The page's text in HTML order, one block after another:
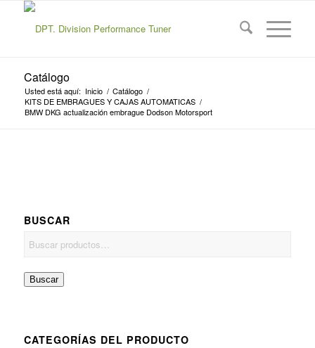
Catálogo
Usted está aquí: Inicio / Catálogo /
KITS DE EMBRAGUES Y CAJAS AUTOMATICAS /
BMW DKG actualización embrague Dodson Motorsport
BUSCAR
Buscar
CATEGORÍAS DEL PRODUCTO